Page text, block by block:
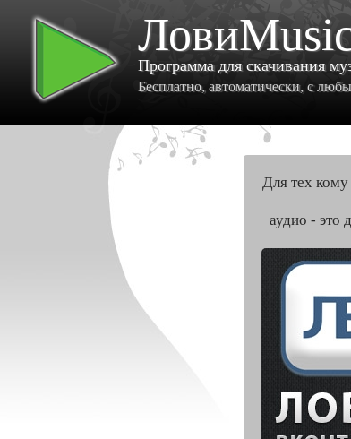
Программа для скачивания
Бесплатно, автоматически, с
Для тех
аудио - это